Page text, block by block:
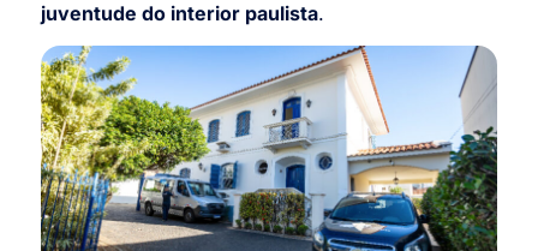
juventude do interior paulista.